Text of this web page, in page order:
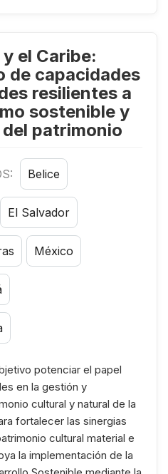
el Caribe:
de capacidades
resilientes a
sostenible y
patrimonio
Belice
El Salvador
México
potenciar el papel
en la gestión y
cultural y natural de la
fortalecer las sinergias
cultural material e
la implementación de la